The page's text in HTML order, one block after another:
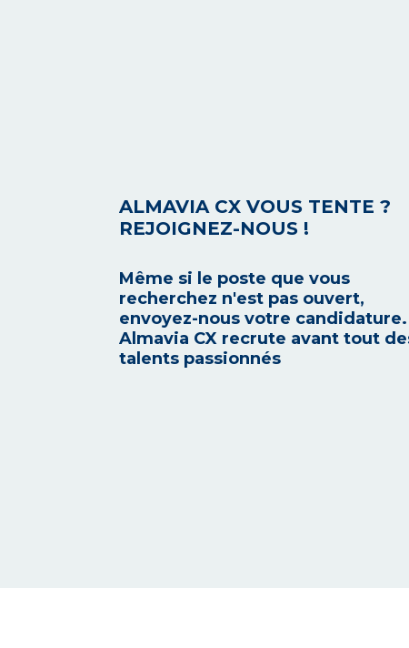
ALMAVIA CX VOUS TENTE ?
REJOIGNEZ-NOUS !
Même si le poste que vous
recherchez n'est pas ouvert,
envoyez-nous votre candidature.
Almavia CX recrute avant tout
talents passionnés